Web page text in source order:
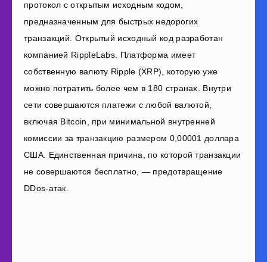
протокол с открытым исходным кодом,
предназначенным для быстрых недорогих
транзакций. Открытый исходный код разработан
компанией RippleLabs. Платформа имеет
собственную валюту Ripple (XRP), которую уже
можно потратить более чем в 180 странах. Внутри
сети совершаются платежи с любой валютой,
включая Bitcoin, при минимальной внутренней
комиссии за транзакцию размером 0,00001 доллара
США. Единственная причина, по которой транзакции
не совершаются бесплатно, — предотвращение
DDos-атак.